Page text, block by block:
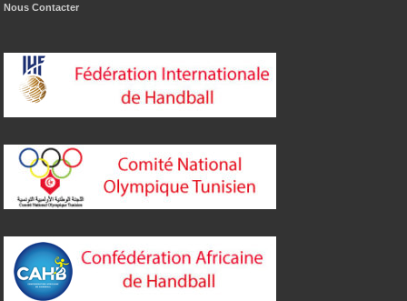
Nous Contacter